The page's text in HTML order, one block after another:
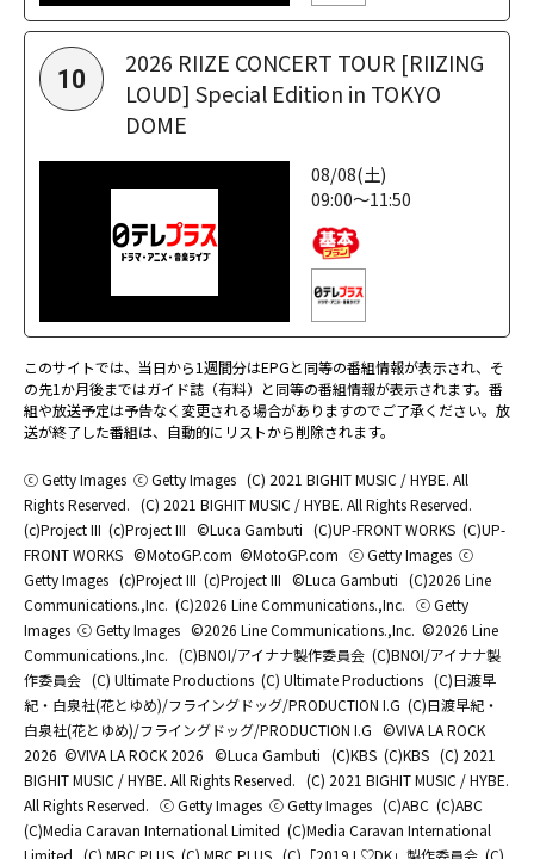
10
2026 RIIZE CONCERT TOUR [RIIZING
LOUD] Special Edition in TOKYO
DOME
08/08(土)
09:00～11:50
このサイトでは、当日から1週間分はEPGと同等の番組情報が表示され、そ
の先1か月後まではガイド誌（有料）と同等の番組情報が表示されます。番
組や放送予定は予告なく変更される場合がありますのでご了承ください。放
送が終了した番組は、自動的にリストから削除されます。
ⓒ Getty Images ⓒ Getty Images (C) 2021 BIGHIT MUSIC / HYBE. All
Rights Reserved. (C) 2021 BIGHIT MUSIC / HYBE. All Rights Reserved.
(c)Project III (c)Project III ©Luca Gambuti (C)UP-FRONT WORKS (C)UP-
FRONT WORKS ©MotoGP.com ©MotoGP.com ⓒ Getty Images ⓒ
Getty Images (c)Project III (c)Project III ©Luca Gambuti (C)2026 Line
Communications.,Inc. (C)2026 Line Communications.,Inc. ⓒ Getty
Images ⓒ Getty Images ©2026 Line Communications.,Inc. ©2026 Line
Communications.,Inc. (C)BNOI/アイナナ製作委員会 (C)BNOI/アイナナ製
作委員会 (C) Ultimate Productions (C) Ultimate Productions (C)日渡早
紀・白泉社(花とゆめ)/フライングドッグ/PRODUCTION I.G (C)日渡早紀・
白泉社(花とゆめ)/フライングドッグ/PRODUCTION I.G ©️VIVA LA ROCK
2026 ©️VIVA LA ROCK 2026 ©Luca Gambuti (C)KBS (C)KBS (C) 2021
BIGHIT MUSIC / HYBE. All Rights Reserved. (C) 2021 BIGHIT MUSIC / HYBE.
All Rights Reserved. ⓒ Getty Images ⓒ Getty Images (C)ABC (C)ABC
(C)Media Caravan International Limited (C)Media Caravan International